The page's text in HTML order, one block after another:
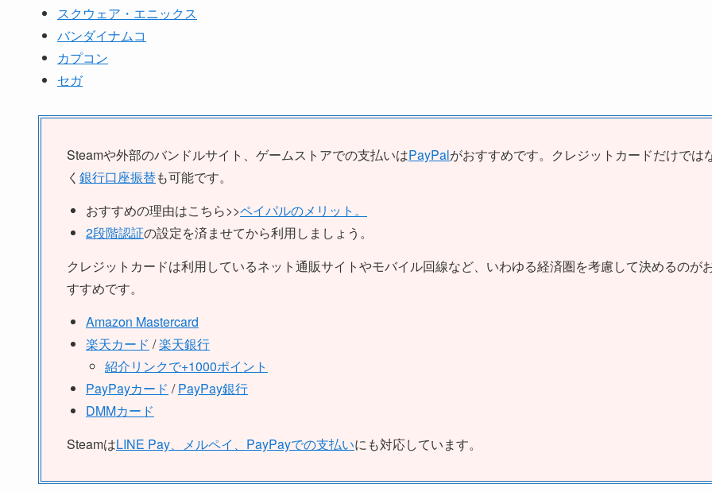
スクウェア・エニックス
バンダイナムコ
カプコン
セガ
Steamや外部のバンドルサイト、ゲームストアでの支払いはPayPalがおすすめです。クレジットカードだけでは
く 銀行口座振替も可能です。
おすすめの理由はこちら>>ペイパルのメリット。
2段階認証の設定を済ませてから利用しましょう。
クレジットカードは利用しているネット通販サイトやモバイル回線など、いわゆる経済圏を考慮して決めるのが
すすめです。
Amazon Mastercard
楽天カード /楽天銀行
紹介リンクで+1000ポイント
PayPayカード /PayPay銀行
DMMカード
SteamはLINE Pay、メルペイ、PayPayでの支払いにも対応しています。